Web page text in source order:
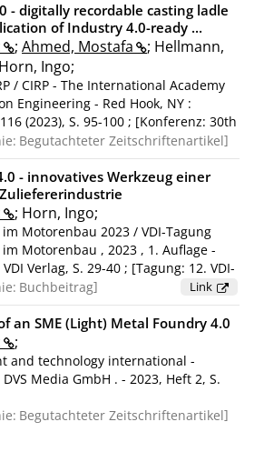
- digitally recordable casting ladle
of Industry 4.0-ready ...
; Ahmed, Mostafa
; Hellmann,
Ingo;
/ CIRP - The International Academy
Engineering - Red Hook, NY :
(2023), S. 95-100 ; [Konferenz: 30th
on Life Cycle Engineering, New
on May 15-17, 2023]
Begutachteter Zeitschriftenartikel
- innovatives Werkzeug einer
; Horn, Ingo;
Motorenbau 2023 / VDI-Tagung
Motorenbau , 2023 , 1. Auflage -
Verlag, S. 29-40 ; [Tagung: 12. VDI-
im Motorenbau, Magdeburg,
Buchbeitrag Link
an SME (Light) Metal Foundry 4.0
;
and technology international -
Media GmbH . - 2023, Heft 2, S.
Begutachteter Zeitschriftenartikel